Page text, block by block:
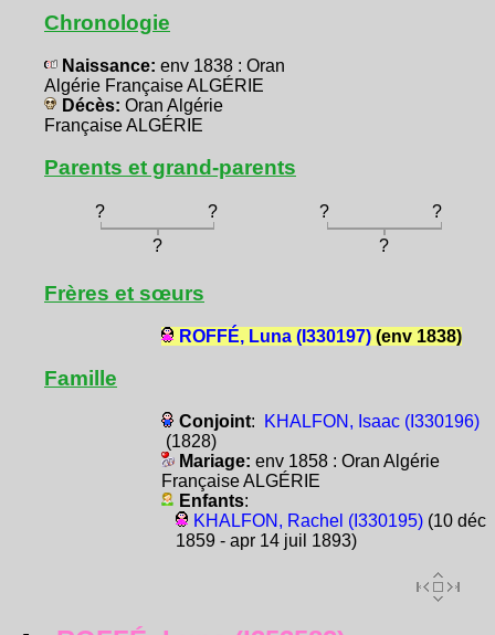
Chronologie
Naissance: env 1838 : Oran
Algérie Française ALGÉRIE
Décès: Oran Algérie
Française ALGÉRIE
Parents et grand-parents
? ? ?
?
?
?
Frères et sœurs
ROFFÉ, Luna (I330197)(env 1838)
Famille
Conjoint:
KHALFON, Isaac (I330196)
(1828)
Mariage: env 1858 : Oran Algérie
Française ALGÉRIE
Enfants:
KHALFON, Rachel (I330195)(10 déc
1859 - apr 14 juil 1893)